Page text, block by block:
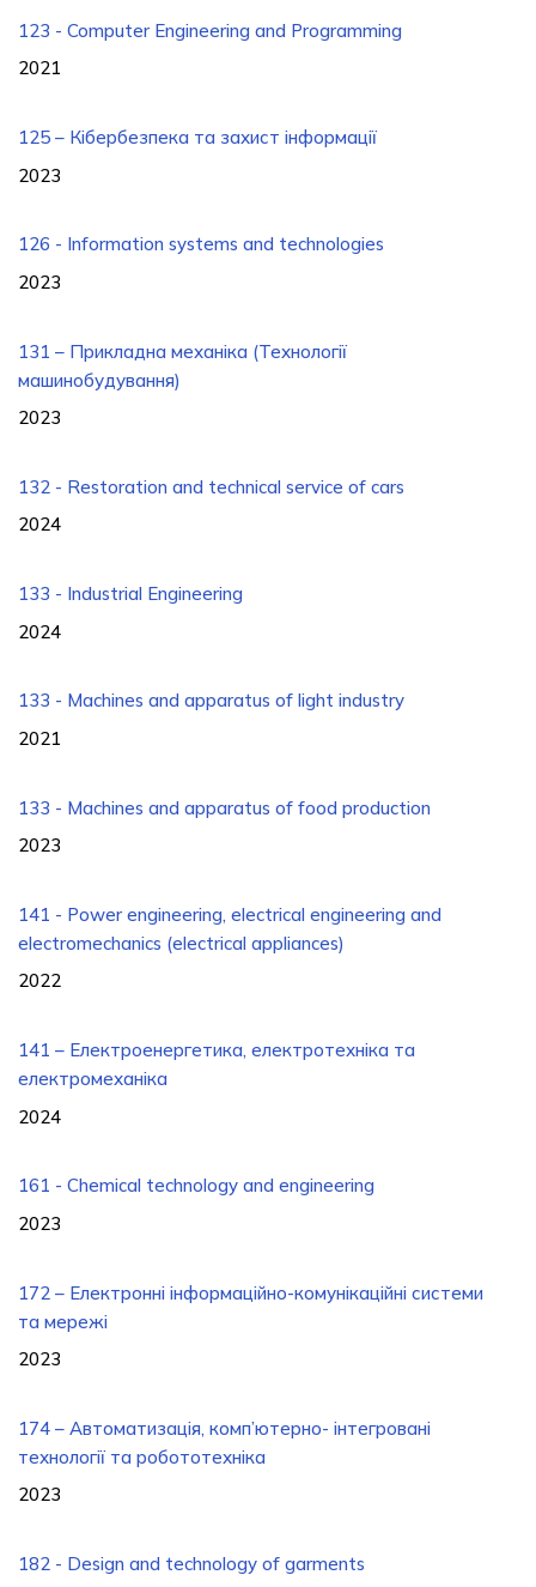
123 - Computer Engineering and Programming
2021
125 – Кібербезпека та захист інформації
2023
126 - Information systems and technologies
2023
131 – Прикладна механіка (Технології
машинобудування)
2023
132 - Restoration and technical service of cars
2024
133 - Industrial Engineering
2024
133 - Machines and apparatus of light industry
2021
133 - Machines and apparatus of food production
2023
141 - Power engineering, electrical engineering and
electromechanics (electrical appliances)
2022
141 – Електроенергетика, електротехніка та
електромеханіка
2024
161 - Chemical technology and engineering
2023
172 – Електронні інформаційно-комунікаційні системи
та мережі
2023
174 – Автоматизація, комп’ютерно- інтегровані
технології та робототехніка
2023
182 - Design and technology of garments